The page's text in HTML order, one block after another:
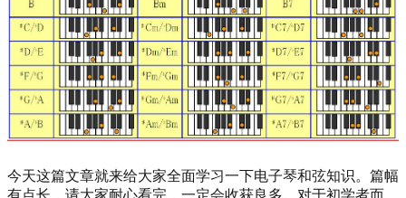
今天这篇文章就来给大家全面学习一下电子琴和弦知识。篇幅
有点长，请大家耐心看完，一定会收获良多。对于初学者而